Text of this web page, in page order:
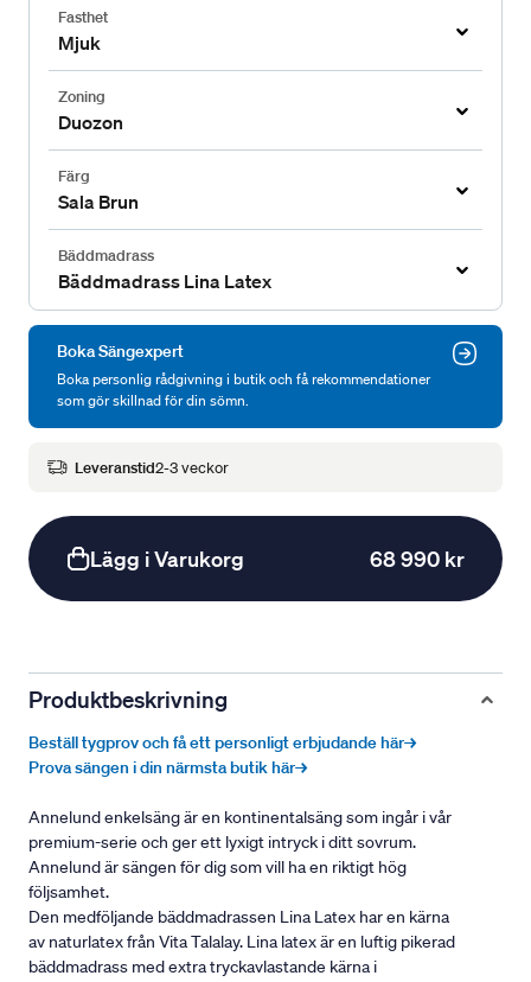
Fasthet
Mjuk
Zoning
Duozon
Färg
Sala Brun
Bäddmadrass
Bäddmadrass Lina Latex
Boka Sängexpert
Boka personlig rådgivning i butik och få rekommendationer
som gör skillnad för din sömn.
Leveranstid2-3 veckor
Lägg i Varukorg 68 990 kr
Produktbeskrivning
Beställ tygprov och få ett personligt erbjudande här→
Prova sängen i din närmsta butik här→
Annelund enkelsäng är en kontinentalsäng som ingår i vår
premium-serie och ger ett lyxigt intryck i ditt sovrum.
Annelund är sängen för dig som vill ha en riktigt hög
följsamhet.
Den medföljande bäddmadrassen Lina Latex har en kärna
av naturlatex från Vita Talalay. Lina latex är en luftig pikerad
bäddmadrass med extra tryckavlastande kärna i